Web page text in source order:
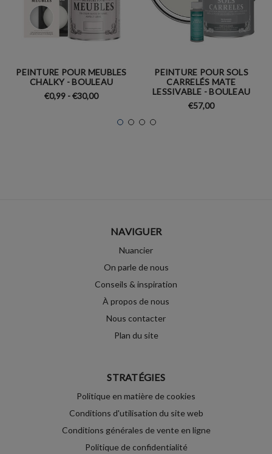
PEINTURE POUR MEUBLES
CHALKY - BOULEAU
€0,99 - €30,00
PEINTURE POUR SOLS
CARRELÉS MATE
LESSIVABLE - BOULEAU
€57,00
NAVIGUER
Nuancier
On parle de nous
Conseils & inspiration
À propos de nous
Nous contacter
Plan du site
STRATÉGIES
Politique en matière de cookies
Conditions d'utilisation du site web
Conditions générales de vente en ligne
Politique de confidentialité